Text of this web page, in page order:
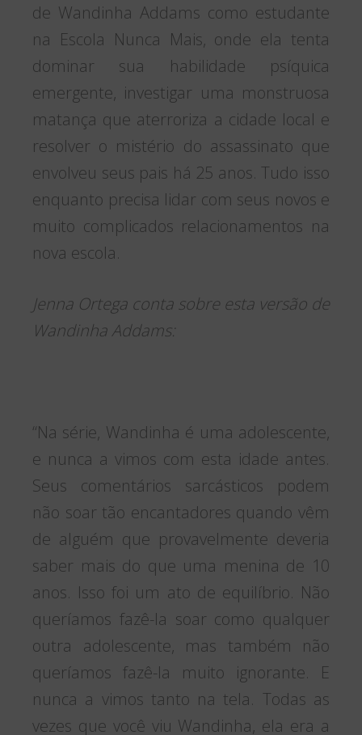
de Wandinha Addams como estudante
na Escola Nunca Mais, onde ela tenta
dominar sua habilidade psíquica
emergente, investigar uma monstruosa
matança que aterroriza a cidade local e
resolver o mistério do assassinato que
envolveu seus pais há 25 anos. Tudo isso
enquanto precisa lidar com seus novos e
muito complicados relacionamentos na
nova escola.
Jenna Ortega conta sobre esta versão de
Wandinha Addams:
“Na série, Wandinha é uma adolescente,
e nunca a vimos com esta idade antes.
Seus comentários sarcásticos podem
não soar tão encantadores quando vêm
de alguém que provavelmente deveria
saber mais do que uma menina de 10
anos. Isso foi um ato de equilíbrio. Não
queríamos fazê-la soar como qualquer
outra adolescente, mas também não
queríamos fazê-la muito ignorante. E
nunca a vimos tanto na tela. Todas as
vezes que você viu Wandinha, ela era a